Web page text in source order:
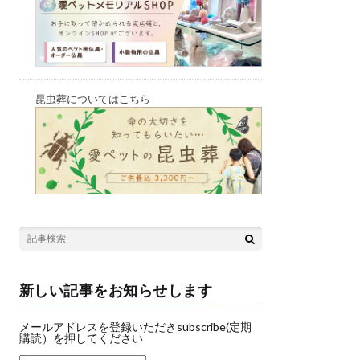
昆虫葬についてはこちら
新しい記事をお知らせします
メールアドレスを登録いただきsubscribe(定期
購読）を押してください